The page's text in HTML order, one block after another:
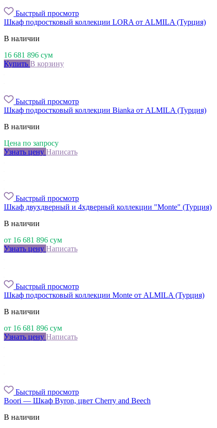
Быстрый просмотр
Шкаф подростковый коллекции LORA от ALMILA (Турция)
В наличии
16 681 896 сум
Купить В корзину
Быстрый просмотр
Шкаф подростковый коллекции Bianka от ALMILA (Турция)
В наличии
Цена по запросу
Узнать цену Написать
Быстрый просмотр
Шкаф двухдверный и 4хдверный коллекции "Monte" (Турция)
В наличии
от 16 681 896 сум
Узнать цену Написать
Быстрый просмотр
Шкаф подростковый коллекции Monte от ALMILA (Турция)
В наличии
от 16 681 896 сум
Узнать цену Написать
Быстрый просмотр
Boori — Шкаф Byron, цвет Cherry and Beech
В наличии